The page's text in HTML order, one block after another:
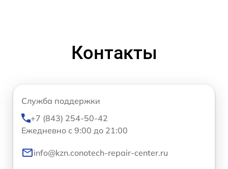
Контакты
Служба поддержки
+7 (843) 254-50-42
Ежедневно с 9:00 до 21:00
info@kzn.conotech-repair-center.ru